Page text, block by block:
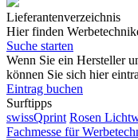
Lieferantenverzeichnis
Hier finden
Suche starten
Wenn Sie ein Hersteller
können Sie sich hier
Eintrag buchen
Surftipps
swissQprint Rosen
Fachmesse für